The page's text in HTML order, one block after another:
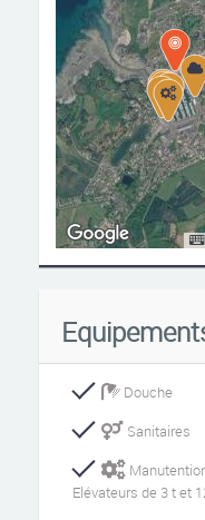
Douche
Sanitaires
Elévateurs de 3 t et